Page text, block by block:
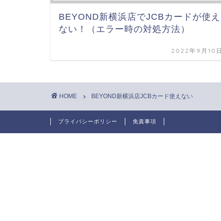
BEYOND新横浜店でJCBカードが使え
ない！（エラー時の対処方法）
2022年9月10
HOME BEYOND新横浜店JCBカード使えない
プライバシーポリシー 免責事項